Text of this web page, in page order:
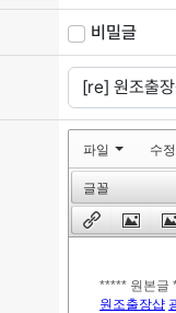
비밀글
파일 수정
글꼴